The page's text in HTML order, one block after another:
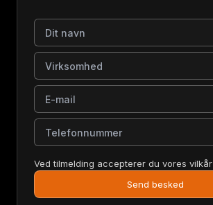
Dit navn
Virksomhed
E-mail
Telefonnummer
Ved tilmelding accepterer du vores vilkår
Send besked